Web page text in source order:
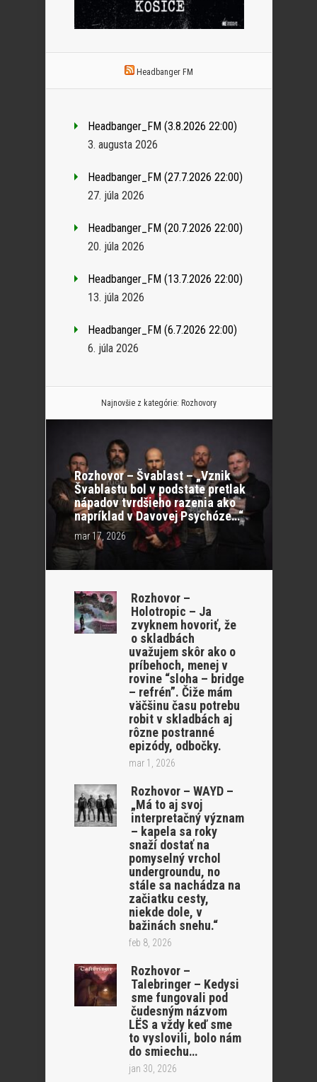
Headbanger FM
Headbanger_FM (3.8.2026 22:00)
3. augusta 2026
Headbanger_FM (27.7.2026 22:00)
27. júla 2026
Headbanger_FM (20.7.2026 22:00)
20. júla 2026
Headbanger_FM (13.7.2026 22:00)
13. júla 2026
Headbanger_FM (6.7.2026 22:00)
6. júla 2026
Najnovšie z kategórie: Rozhovory
Rozhovor – Švablast – „Vznik
Švablastu bol v podstate pretlak
nápadov tvrdšieho razenia ako
napríklad v Davovej Psychóze…“
mar 17, 2026
Rozhovor –
Holotropic – Ja
zvyknem hovoriť, že
o skladbách
uvažujem skôr ako o
príbehoch, menej v
rovine “sloha – bridge
– refrén”. Čiže mám
väčšinu času potrebu
robit v skladbách aj
rôzne postranné
epizódy, odbočky.
mar 1, 2026
Rozhovor – WAYD –
„Má to aj svoj
interpretačný význam
– kapela sa roky
snaží dostať na
pomyselný vrchol
undergroundu, no
stále sa nachádza na
začiatku cesty,
niekde dole, v
bažinách snehu.“
feb 8, 2026
Rozhovor –
Talebringer – Kedysi
sme fungovali pod
čudesným názvom
LËS a vždy keď sme
to vyslovili, bolo nám
do smiechu…
jan 30, 2026